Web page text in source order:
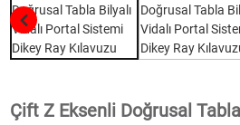
Çift Z Eksenli Doğrusal Tabla